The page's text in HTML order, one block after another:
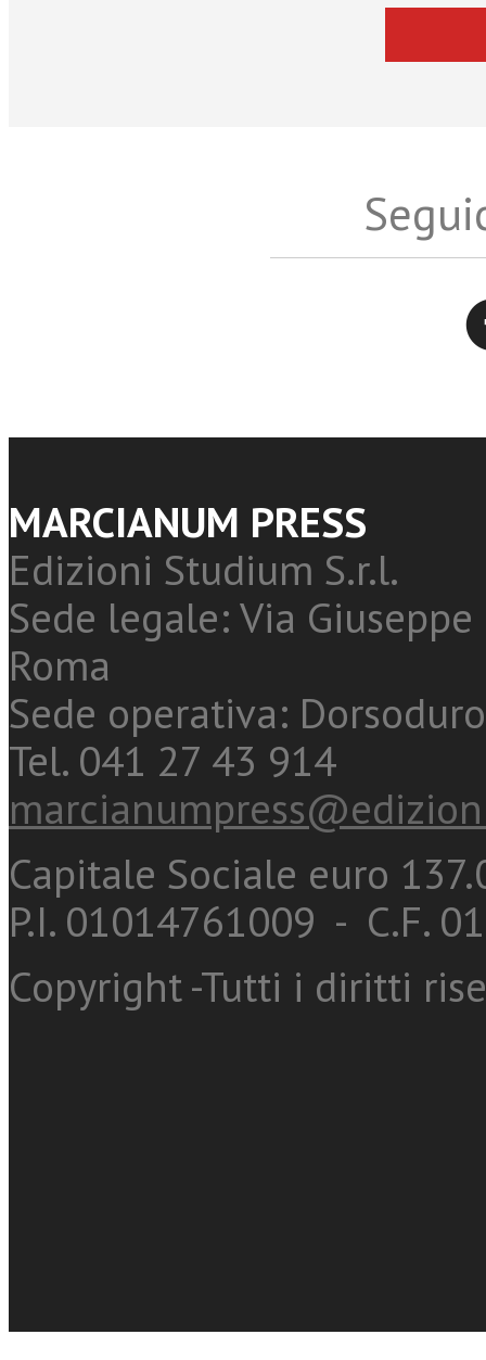
MARCIANUM PRESS
Edizioni Studium S.r.l.
Sede legale: Via
Roma
Sede operativa:
Tel. 041 27 43 914
Capitale Sociale euro
P.I. 01014761009 - C.F.
Copyright -Tutti i diritti